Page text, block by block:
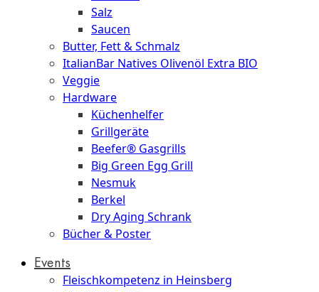
Salz
Saucen
Butter, Fett & Schmalz
ItalianBar Natives Olivenöl Extra BIO
Veggie
Hardware
Küchenhelfer
Grillgeräte
Beefer® Gasgrills
Big Green Egg Grill
Nesmuk
Berkel
Dry Aging Schrank
Bücher & Poster
Events
Fleischkompetenz in Heinsberg